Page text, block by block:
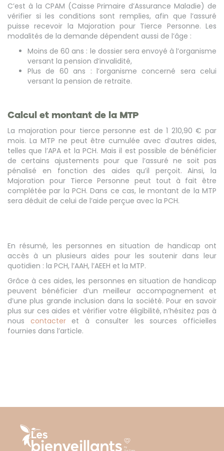
C’est à la CPAM (Caisse Primaire d’Assurance Maladie) de
vérifier si les conditions sont remplies, afin que l’assuré
puisse recevoir la Majoration pour Tierce Personne. Les
modalités de la demande dépendent aussi de l’âge :
Moins de 60 ans : le dossier sera envoyé à l’organisme
versant la pension d’invalidité,
Plus de 60 ans : l’organisme concerné sera celui
versant la pension de retraite.
Calcul et montant de la MTP
La majoration pour tierce personne est de 1 210,90 € par
mois. La MTP ne peut être cumulée avec d’autres aides,
telles que l’APA et la PCH. Mais il est possible de bénéficier
de certains ajustements pour que l’assuré ne soit pas
pénalisé en fonction des aides qu’il perçoit. Ainsi, la
Majoration pour Tierce Personne peut tout à fait être
complétée par la PCH. Dans ce cas, le montant de la MTP
sera déduit de celui de l’aide perçue avec la PCH.
En résumé, les personnes en situation de handicap ont
accès à un plusieurs aides pour les soutenir dans leur
quotidien : la PCH, l’AAH, l’AEEH et la MTP.
Grâce à ces aides, les personnes en situation de handicap
peuvent bénéficier d’un meilleur accompagnement et
d’une plus grande inclusion dans la société. Pour en savoir
plus sur ces aides et vérifier votre éligibilité, n’hésitez pas à
nous contacteret à consulter les sources officielles
fournies dans l’article.